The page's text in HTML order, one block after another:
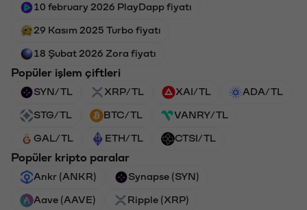
10 february 2026 PlayDapp fiyatı
29 Kasım 2025 Turbo fiyatı
18 Şubat 2026 Zora fiyatı
Popüler işlem çiftleri
SYN/TL XRP/TL XAI/TL ADA/TL
STG/TL BTC/TL VANRY/TL
GAL/TL ETH/TL CTSI/TL
Popüler kripto paralar
Ankr (ANKR) Synapse (SYN)
Aave (AAVE) Ripple (XRP)